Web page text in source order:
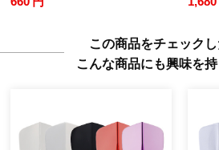
この商品をチェックし
こんな商品にも興味を